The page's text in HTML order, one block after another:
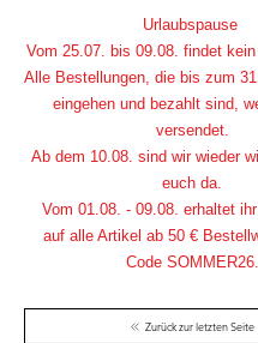
Zurück zur letzten Seite
Urlaubspause
Vom 25.07. bis 09.08. findet
Alle Bestellungen, die bis zum
eingehen und bezahlt sind,
versendet.
Ab dem 10.08. sind wir wieder
euch da.
Vom 01.08. - 09.08. erhaltet
auf alle Artikel ab 50 €
Code SOMMER26.